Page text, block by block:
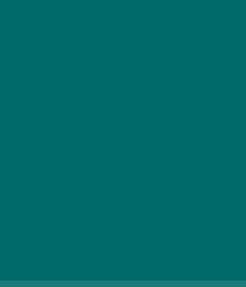
Nepogrešljiv dodatek